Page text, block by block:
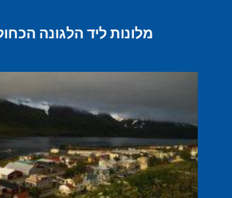
מלונות ליד הלגונה